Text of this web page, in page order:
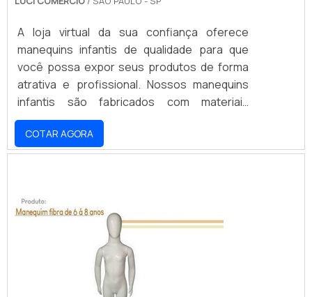
A loja virtual da sua confiança oferece
manequins infantis de qualidade para que
você possa expor seus produtos de forma
atrativa e profissional. Nossos manequins
infantis são fabricados com materiais
resistentes e duráveis, proporcionando um
visual moderno e elegante para a sua loja
virtual. Além disso, nossos manequins
lugar. Não perca a oportunidade de ter
manequins infantis de qualidade para a sua
COTAR AGORA